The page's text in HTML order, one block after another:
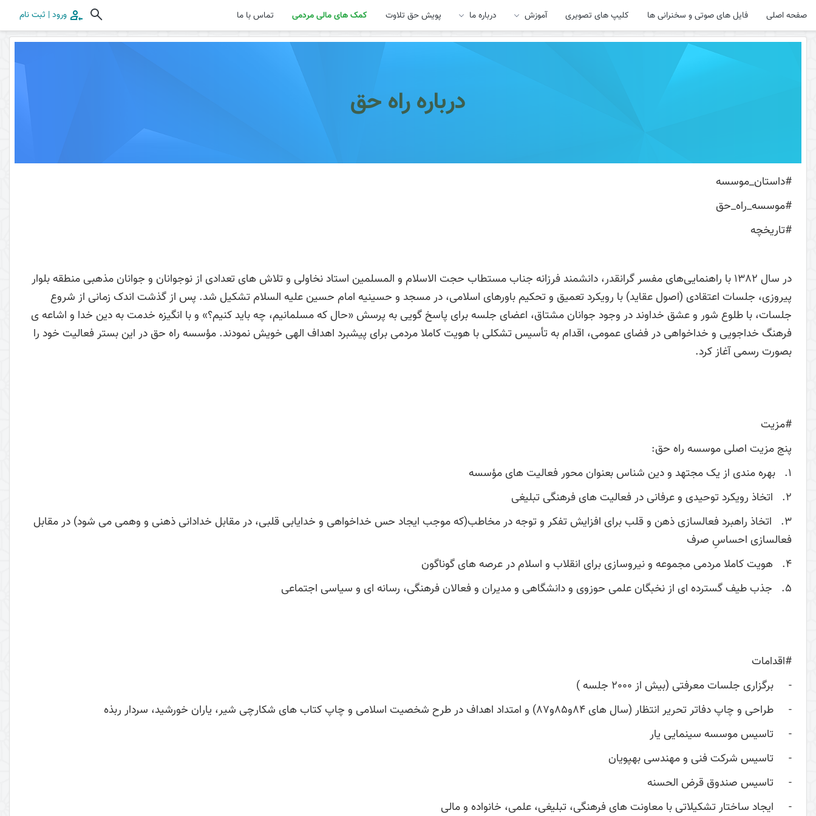
ورود | ثبت نام صفحه اصلی فایل های صوتی و سخنرانی ها کلیپ های تصویری آموزش درباره ما پویش حق تلاوت کمک های مالی مردمی تماس با ما
درباره راه حق
#داستان_موسسه
#موسسه_راه‌_حق
#تاریخچه
در سال 1382 با راهنمایی­‌های مفسر گرانقدر، دانشمند فرزانه جناب مستطاب حجت الاسلام و المسلمین استاد نخاولی و تلاش های تعدادی از نوجوانان و جوانان مذهبی منطقه بلوار
پیروزی، جلسات اعتقادی (اصول عقاید) با رویکرد تعمیق و تحکیم باورهای اسلامی، در مسجد و حسینیه امام حسین علیه السلام تشکیل شد. پس از گذشت اندک زمانی از شروع
جلسات، با طلوع شور و عشق خداوند در وجود جوانان مشتاق، اعضای جلسه برای پاسخ گویی به پرسش «حال که مسلمانیم، چه باید کنیم؟» و با انگیزه خدمت به دین خدا و اشاعه ی
فرهنگ خداجویی و خداخواهی در فضای عمومی، اقدام به تأسیس تشکلی با هویت کاملا مردمی برای پیشبرد اهداف الهی خویش نمودند. مؤسسه راه حق در این بستر فعالیت خود را
بصورت رسمی آغاز کرد.
#مزیت
پنج مزیت اصلی موسسه راه حق:
1. بهره مندی از یک مجتهد و دین شناس بعنوان محور فعالیت های مؤسسه
2. اتخاذ رویکرد توحیدی و عرفانی در فعالیت های فرهنگی تبلیغی
3. اتخاذ راهبرد فعالسازی ذهن و قلب برای افزایش تفکر و توجه در مخاطب(که موجب ایجاد حس خداخواهی و خدایابی قلبی، در مقابل خدادانی ذهنی و وهمی می شود) در مقابل
فعالسازی احساسِ صرف
4. هویت کاملا مردمی مجموعه و نیروسازی برای انقلاب و اسلام در عرصه های گوناگون
5. جذب طیف گسترده ای از نخبگان علمی حوزوی و دانشگاهی و مدیران و فعالان فرهنگی، رسانه ای و سیاسی اجتماعی
#اقدامات
- برگزاری جلسات معرفتی (بیش از 2000 جلسه )
- طراحی و چاپ دفاتر تحریر انتظار (سال های 84و85و87) و امتداد اهداف در طرح شخصیت اسلامی و چاپ کتاب های شکارچی شیر، یاران خورشید، سردار ربذه
- تاسیس موسسه سینمایی یار
- تاسیس شرکت فنی و مهندسی بهپویان
- تاسیس صندوق قرض الحسنه
- ایجاد ساختار تشکیلاتی با معاونت های فرهنگی، تبلیغی، علمی، خانواده و مالی